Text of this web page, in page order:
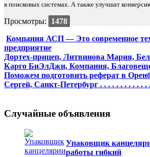
в поисковых системах. А также улучшат
Просмотры:
1478
Компания АСП — Это современное
предприятие
Дортех-прицеп, Литвинова Мария,
Карго БиЭлДжи, Компания,
Поможем подготовить реферат в
Сергей, Санкт-Петербург . . . . . . . . . . . .
Случайные объявления
Упаковщик
работы гибкий